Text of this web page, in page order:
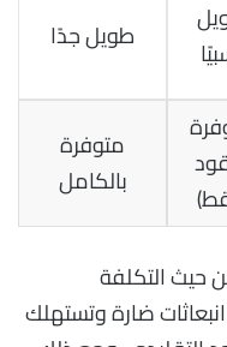
طويل جدًا
متوفرة
بالكامل
حيث التكلفة
انبعاثات ضارة وتستهلك